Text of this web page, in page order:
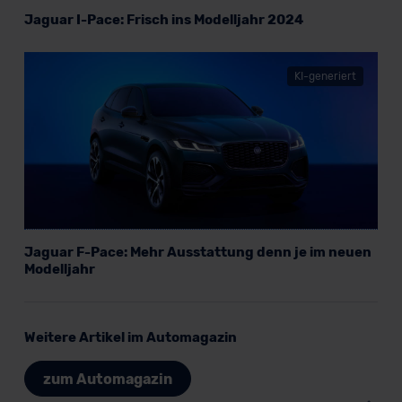
datenschutz@meinauto.de anfordern.
Jaguar I-Pace: Frisch ins Modelljahr 2024
KI-generiert
Jaguar F-Pace: Mehr Ausstattung denn je im neuen
Modelljahr
Weitere Artikel im Automagazin
zum Automagazin